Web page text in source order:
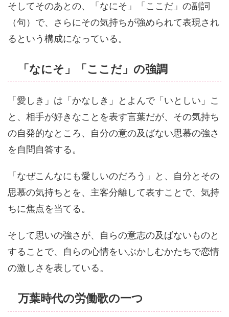
そしてそのあとの、「なにそ」「ここだ」の副詞
（句）で、さらにその気持ちが強められて表現され
るという構成になっている。
「なにそ」「ここだ」の強調
「愛しき」は「かなしき」とよんで「いとしい」こ
と、相手が好きなことを表す言葉だが、その気持ち
の自発的なところ、自分の意の及ばない思慕の強さ
を自問自答する。
「なぜこんなにも愛しいのだろう」と、自分とその
思慕の気持ちとを、主客分離して表すことで、気持
ちに焦点を当てる。
そして思いの強さが、自らの意志の及ばないものと
することで、自らの心情をいぶかしむかたちで恋情
の激しさを表している。
万葉時代の労働歌の一つ